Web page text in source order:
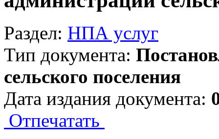
Раздел: НПА услуг
Тип документа:
сельского поселения
Дата издания документа:
Отпечатать